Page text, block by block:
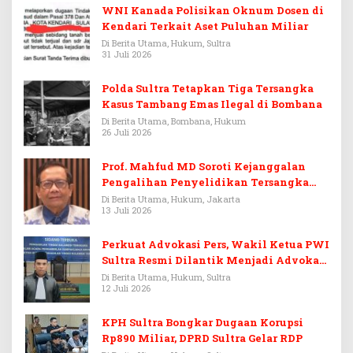
WNI Kanada Polisikan Oknum Dosen di
Kendari Terkait Aset Puluhan Miliar
Di Berita Utama, Hukum, Sultra
31 Juli 2026
Polda Sultra Tetapkan Tiga Tersangka
Kasus Tambang Emas Ilegal di Bombana
Di Berita Utama, Bombana, Hukum
26 Juli 2026
Prof. Mahfud MD Soroti Kejanggalan
Pengalihan Penyelidikan Tersangka
Febrie Adriansyah
Di Berita Utama, Hukum, Jakarta
13 Juli 2026
Perkuat Advokasi Pers, Wakil Ketua PWI
Sultra Resmi Dilantik Menjadi Advokat
PERADI
Di Berita Utama, Hukum, Sultra
12 Juli 2026
KPH Sultra Bongkar Dugaan Korupsi
Rp890 Miliar, DPRD Sultra Gelar RDP